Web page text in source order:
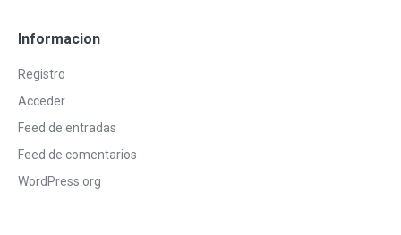
Informacion
Registro
Acceder
Feed de entradas
Feed de comentarios
WordPress.org